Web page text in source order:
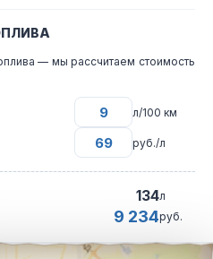
— мы рассчитаем стоимость
л/100 км
руб./л
134л
9 234руб.
маршрута из города